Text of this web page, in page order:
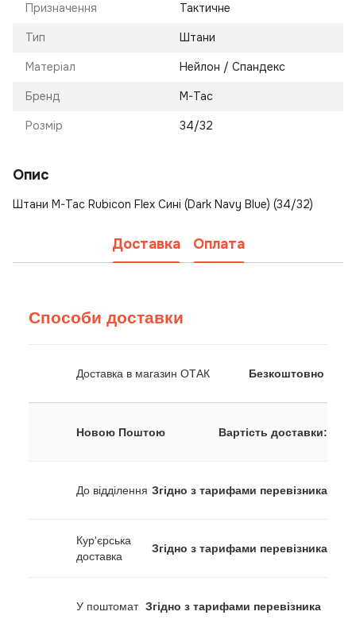
Призначення Тактичне
Тип Штани
Матеріал Нейлон / Спандекс
Бренд M-Tac
Розмір 34/32
Опис
Штани M-Tac Rubicon Flex Сині (Dark Navy Blue) (34/32)
Доставка Оплата
Способи доставки
Доставка в магазин ОТАК Безкоштовно
Новою Поштою Вартість доставки:
До відділення Згідно з тарифами перевізника
Кур'єрська
доставка
Згідно з тарифами перевізника
У поштомат Згідно з тарифами перевізника